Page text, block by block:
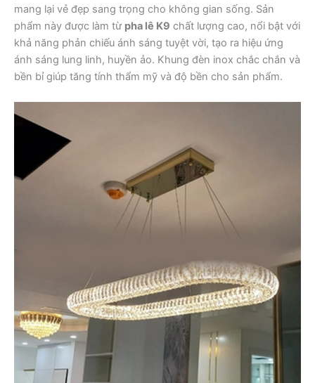
mang lại vẻ đẹp sang trọng cho không gian sống. Sản
phẩm này được làm từ pha lê K9 chất lượng cao, nổi bật với
khả năng phản chiếu ánh sáng tuyệt vời, tạo ra hiệu ứng
ánh sáng lung linh, huyền ảo. Khung đèn inox chắc chắn và
bền bỉ giúp tăng tính thẩm mỹ và độ bền cho sản phẩm.